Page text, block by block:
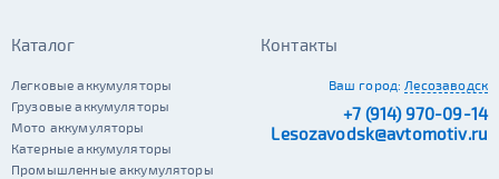
Каталог
Легковые аккумуляторы
Грузовые аккумуляторы
Мото аккумуляторы
Катерные аккумуляторы
Промышленные аккумуляторы
Контакты
Ваш город: Лесозаводск
+7 (914) 970-09-14
Lesozavodsk@avtomotiv.ru